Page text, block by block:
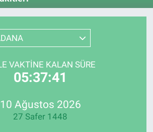
VAKTINE KALAN SÜRE
05:37:41
10 Ağustos 2026
27 Safer 1448